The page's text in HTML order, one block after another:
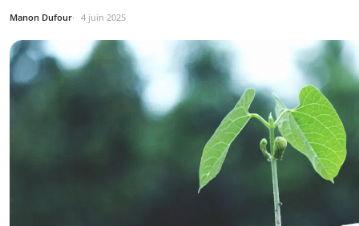
Manon Dufour 4 juin 2025